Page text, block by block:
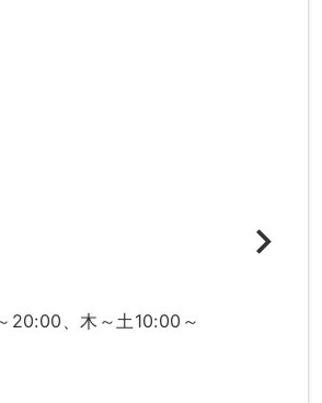
20:00、木～土10:00～